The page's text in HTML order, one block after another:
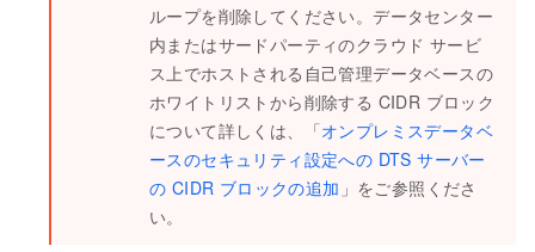
ループを削除してください。データセンター
内またはサードパーティのクラウド サービ
ス上でホストされる自己管理データベースの
ホワイトリストから削除する CIDR ブロック
について詳しくは、「オンプレミスデータベ
ースのセキュリティ設定への DTS サーバー
の CIDR ブロックの追加 」をご参照くださ
い。